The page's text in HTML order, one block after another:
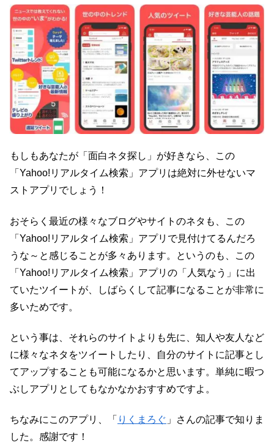
もしもあなたが「面白ネタ探し」が好きなら、この
「Yahoo!リアルタイム検索」アプリは絶対に外せないマ
ストアプリでしょう！
おそらく最近の様々なブログやサイトのネタも、この
「Yahoo!リアルタイム検索」アプリで見付けてるんだろ
うな～と感じることが多々あります。というのも、この
「Yahoo!リアルタイム検索」アプリの「人気なう」に出
ていたツイートが、しばらくして記事になることが非常に
多いためです。
という事は、それらのサイトよりも先に、知人や友人など
に様々なネタをツイートしたり、自分のサイトに記事とし
てアップすることも可能になるかと思います。単純に暇つ
ぶしアプリとしてもなかなかおすすめですよ。
ちなみにこのアプリ、「 りくまろぐ 」さんの記事で知りま
した。感謝です！